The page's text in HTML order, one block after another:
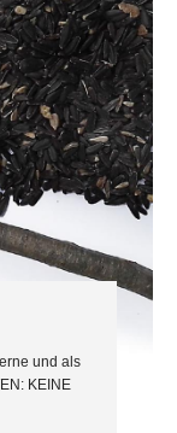
und als
KEINE